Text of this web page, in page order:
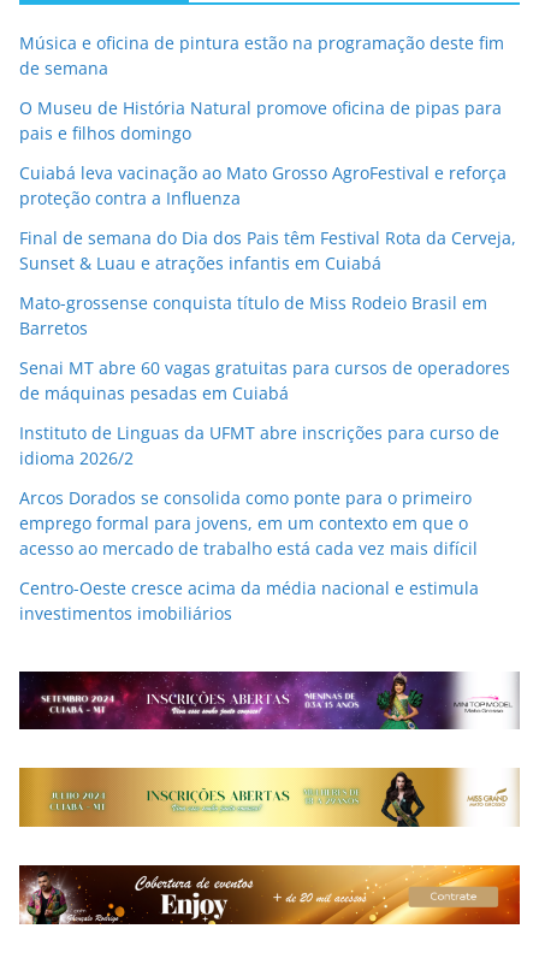
Música e oficina de pintura estão na programação deste fim
de semana
O Museu de História Natural promove oficina de pipas para
pais e filhos domingo
Cuiabá leva vacinação ao Mato Grosso AgroFestival e reforça
proteção contra a Influenza
Final de semana do Dia dos Pais têm Festival Rota da Cerveja,
Sunset & Luau e atrações infantis em Cuiabá
Mato-grossense conquista título de Miss Rodeio Brasil em
Barretos
Senai MT abre 60 vagas gratuitas para cursos de operadores
de máquinas pesadas em Cuiabá
Instituto de Linguas da UFMT abre inscrições para curso de
idioma 2026/2
Arcos Dorados se consolida como ponte para o primeiro
emprego formal para jovens, em um contexto em que o
acesso ao mercado de trabalho está cada vez mais difícil
Centro-Oeste cresce acima da média nacional e estimula
investimentos imobiliários